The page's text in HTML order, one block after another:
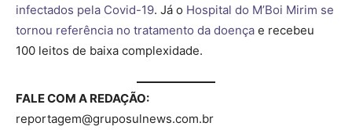
infectados pela Covid-19. Já o Hospital do M’Boi Mirim se
tornou referência no tratamento da doença e recebeu
100 leitos de baixa complexidade.
FALE COM A REDAÇÃO:
reportagem@gruposulnews.com.br